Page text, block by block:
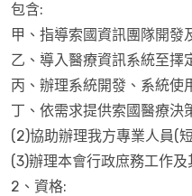
包含:
甲、指導索國資訊團隊開發
乙、導入醫療資訊系統至擇
丙、辦理系統開發、系統使
丁、依需求提供索國醫療決
(2)協助辦理我方專業人員(
(3)辦理本會行政庶務工作
2、資格: